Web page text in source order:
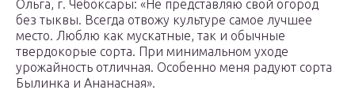
Ольга, г. Чебоксары: «Не представляю свой огород
без тыквы. Всегда отвожу культуре самое лучшее
место. Люблю как мускатные, так и обычные
твердокорые сорта. При минимальном уходе
урожайность отличная. Особенно меня радуют сорта
Былинка и Ананасная».